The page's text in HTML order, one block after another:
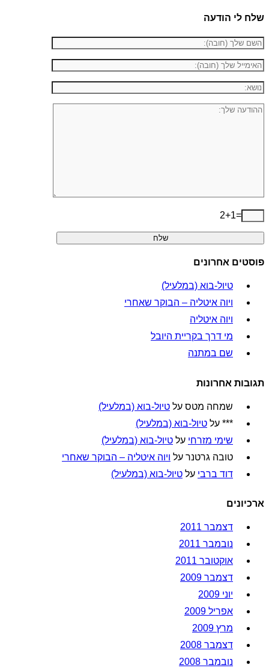
שלח לי הודעה
2+1=
פוסטים אחרונים
טיול-בוא (במלעיל)
ויוה איטליה – הבוקר שאחרי
ויוה איטליה
מי דרך בקריית היובל
שם במתנה
תגובות אחרונות
שמחה מטס על טיול-בוא (במלעיל)
*** על טיול-בוא (במלעיל)
שימי מזרחי על טיול-בוא (במלעיל)
טובה גרטנר על ויוה איטליה – הבוקר שאחרי
דוד ברבי על טיול-בוא (במלעיל)
ארכיונים
דצמבר 2011
נובמבר 2011
אוקטובר 2011
דצמבר 2009
יוני 2009
אפריל 2009
מרץ 2009
דצמבר 2008
נובמבר 2008